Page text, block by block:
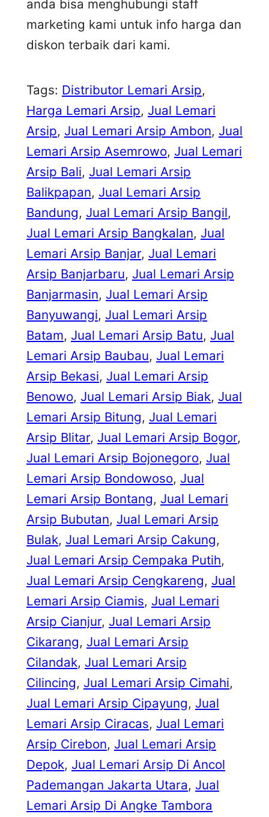
anda bisa menghubungi staff
marketing kami untuk info harga dan
diskon terbaik dari kami.
Tags: Distributor Lemari Arsip
Harga Lemari Arsip, Jual Lemari
Arsip, Jual Lemari Arsip Ambon, Jual
Lemari Arsip Asemrowo, Jual Lemari
Arsip Bali, Jual Lemari Arsip
Balikpapan, Jual Lemari Arsip
Bandung, Jual Lemari Arsip Bangil
Jual Lemari Arsip Bangkalan, Jual
Lemari Arsip Banjar, Jual Lemari
Arsip Banjarbaru, Jual Lemari Arsip
Banjarmasin, Jual Lemari Arsip
Banyuwangi, Jual Lemari Arsip
Batam, Jual Lemari Arsip Batu, Jual
Lemari Arsip Baubau, Jual Lemari
Arsip Bekasi, Jual Lemari Arsip
Benowo, Jual Lemari Arsip Biak, Jual
Lemari Arsip Bitung, Jual Lemari
Arsip Blitar, Jual Lemari Arsip Bogor
Jual Lemari Arsip Bojonegoro, Jual
Lemari Arsip Bondowoso, Jual
Lemari Arsip Bontang, Jual Lemari
Arsip Bubutan, Jual Lemari Arsip
Bulak, Jual Lemari Arsip Cakung
Jual Lemari Arsip Cempaka Putih
Jual Lemari Arsip Cengkareng, Jual
Lemari Arsip Ciamis, Jual Lemari
Arsip Cianjur, Jual Lemari Arsip
Cikarang, Jual Lemari Arsip
Cilandak, Jual Lemari Arsip
Cilincing, Jual Lemari Arsip Cimahi
Jual Lemari Arsip Cipayung, Jual
Lemari Arsip Ciracas, Jual Lemari
Arsip Cirebon, Jual Lemari Arsip
Depok, Jual Lemari Arsip Di Ancol
Pademangan Jakarta Utara, Jual
Lemari Arsip Di Angke Tambora